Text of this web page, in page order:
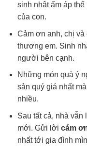
sinh nhật ấm áp
của con.
Cảm ơn anh, chị và
thương em. Sinh
người bên cạnh.
Những món quà ý
sản quý giá nhất
nhiều.
Sau tất cả, nhà vẫn
mới. Gửi lời cám
nhất tới gia đình